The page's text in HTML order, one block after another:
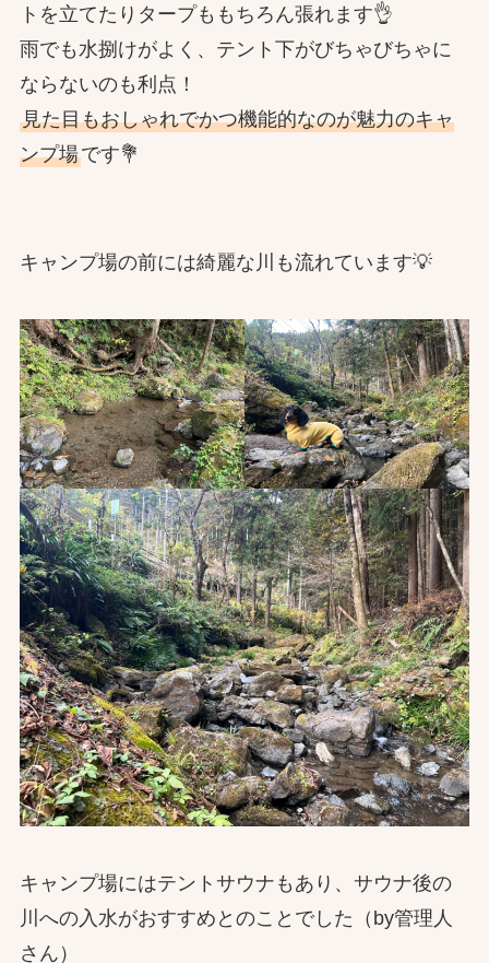
トを立てたりタープももちろん張れます👌
雨でも水捌けがよく、テント下がびちゃびちゃに
ならないのも利点！
見た目もおしゃれでかつ機能的なのが魅力のキャ
ンプ場です💐
キャンプ場の前には綺麗な川も流れています💡
キャンプ場にはテントサウナもあり、サウナ後の
川への入水がおすすめとのことでした（by管理人
さん）